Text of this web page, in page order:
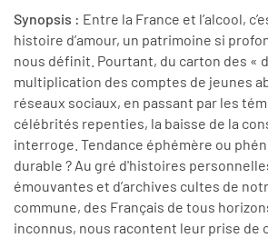
Synopsis : Entre la France et l’alcool,
histoire d’amour, un patrimoine si
nous définit. Pourtant, du carton des «
multiplication des comptes de jeunes
réseaux sociaux, en passant par les
célébrités repenties, la baisse de la
interroge. Tendance éphémère ou
durable ? Au gré d'histoires
émouvantes et d’archives cultes de
commune, des Français de tous
inconnus, nous racontent leur prise de